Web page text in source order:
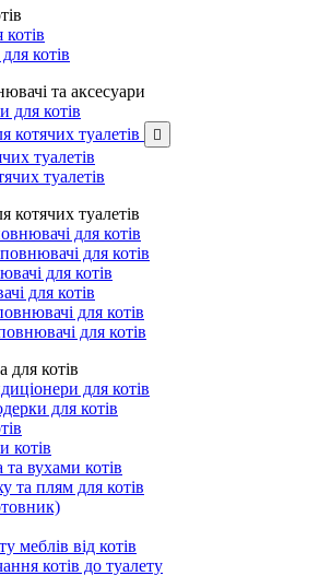
котів
та аксесуари
для котів
котячих туалетів

туалетів
туалетів
котячих туалетів
для котів
для котів
для котів
для котів
для котів
для котів
для котів
для котів
для котів
котів
вухами котів
та плям для котів
меблів від котів
котів до туалету